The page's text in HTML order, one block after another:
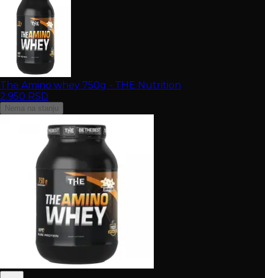
The Amino whey 750g - THE Nutrition
2.950 RSD
Nema na stanju